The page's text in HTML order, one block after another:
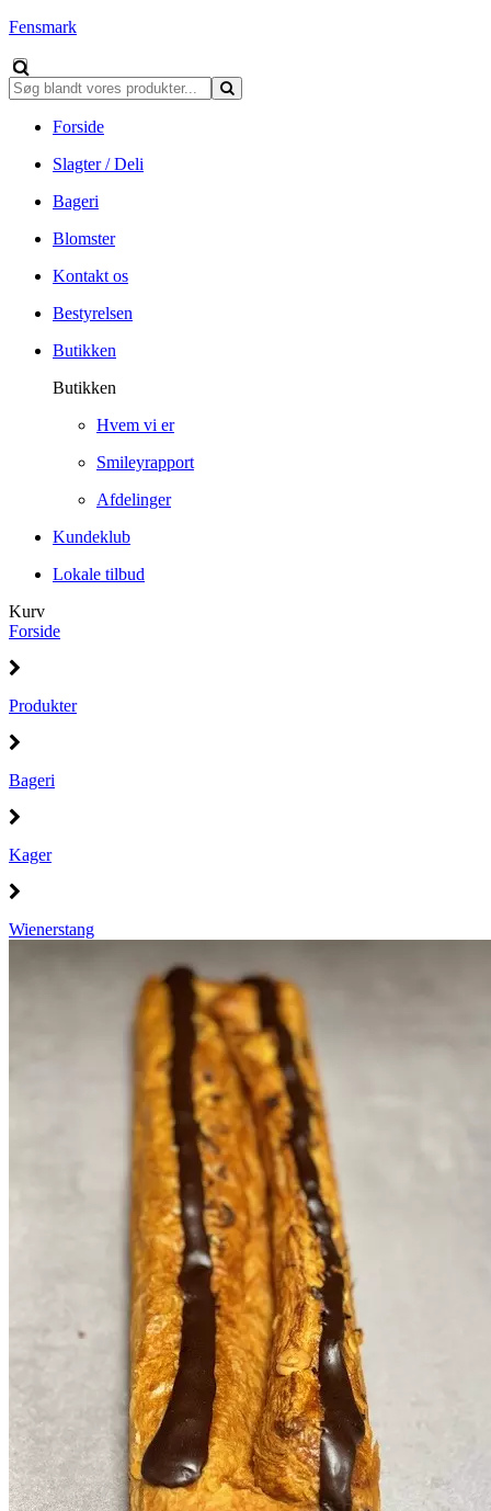
Fensmark
Forside
Slagter / Deli
Bageri
Blomster
Kontakt os
Bestyrelsen
Butikken
Butikken
Hvem vi er
Smileyrapport
Afdelinger
Kundeklub
Lokale tilbud
Kurv
Forside
Produkter
Bageri
Kager
Wienerstang